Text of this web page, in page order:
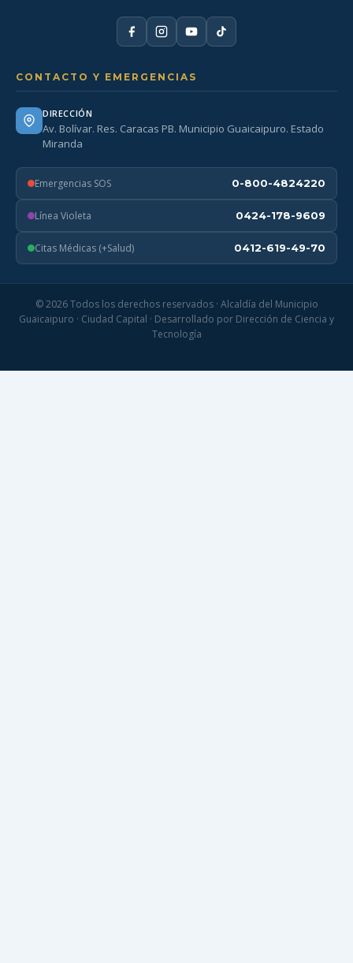
CONTACTO Y EMERGENCIAS
DIRECCIÓN
Av. Bolívar. Res. Caracas PB. Municipio Guaicaipuro. Estado
Miranda
Emergencias SOS 0-800-4824220
Línea Violeta 0424-178-9609
Citas Médicas (+Salud) 0412-619-49-70
© 2026 Todos los derechos reservados · Alcaldía del Municipio
Guaicaipuro · Ciudad Capital · Desarrollado por Dirección de Ciencia y
Tecnología